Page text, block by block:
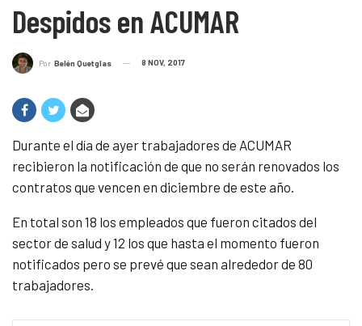
Despidos en ACUMAR
Por Belén Quetglas 8 NOV, 2017
Durante el día de ayer trabajadores de ACUMAR
recibieron la notificación de que no serán renovados los
contratos que vencen en diciembre de este año.
En total son 18 los empleados que fueron citados del
sector de salud y 12 los que hasta el momento fueron
notificados pero se prevé que sean alrededor de 80
trabajadores.